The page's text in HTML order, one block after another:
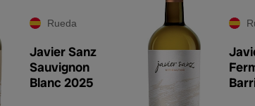
Rueda
Javier Sanz
Sauvignon
Blanc 2025